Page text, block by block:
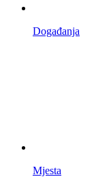
Događanja
Mjesta